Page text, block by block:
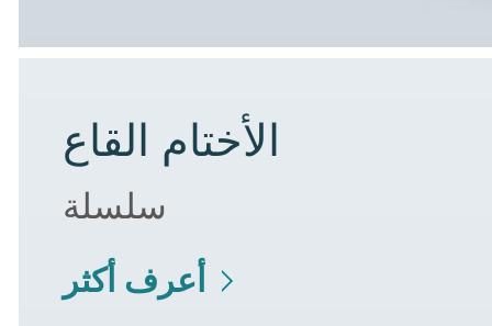
الأختام القاع
سلسلة
أعرف أكثر